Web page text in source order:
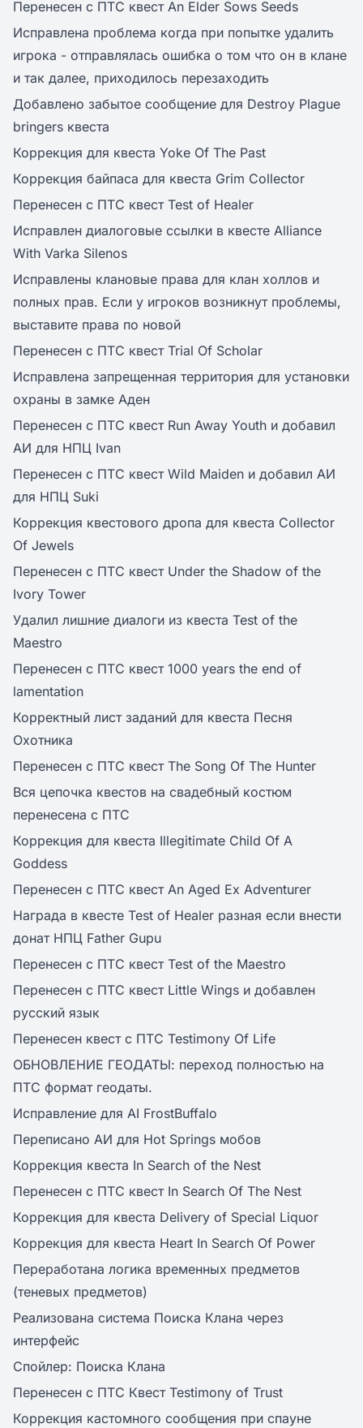
Перенесен с ПТС квест An Elder Sows Seeds
Исправлена проблема когда при попытке удалить
игрока - отправлялась ошибка о том что он в клане
и так далее, приходилось перезаходить
Добавлено забытое сообщение для Destroy Plague
bringers квеста
Коррекция для квеста Yoke Of The Past
Коррекция байпаса для квеста Grim Collector
Перенесен с ПТС квест Test of Healer
Исправлен диалоговые ссылки в квесте Alliance
With Varka Silenos
Исправлены клановые права для клан холлов и
полных прав. Если у игроков возникнут проблемы,
выставите права по новой
Перенесен с ПТС квест Trial Of Scholar
Исправлена запрещенная территория для установки
охраны в замке Аден
Перенесен с ПТС квест Run Away Youth и добавил
АИ для НПЦ Ivan
Перенесен с ПТС квест Wild Maiden и добавил АИ
для НПЦ Suki
Коррекция квестового дропа для квеста Collector
Of Jewels
Перенесен с ПТС квест Under the Shadow of the
Ivory Tower
Удалил лишние диалоги из квеста Test of the
Maestro
Перенесен с ПТС квест 1000 years the end of
lamentation
Корректный лист заданий для квеста Песня
Охотника
Перенесен с ПТС квест The Song Of The Hunter
Вся цепочка квестов на свадебный костюм
перенесена с ПТС
Коррекция для квеста Illegitimate Child Of A
Goddess
Перенесен с ПТС квест An Aged Ex Adventurer
Награда в квесте Test of Healer разная если внести
донат НПЦ Father Gupu
Перенесен с ПТС квест Test of the Maestro
Перенесен с ПТС квест Little Wings и добавлен
русский язык
Перенесен квест с ПТС Testimony Of Life
ОБНОВЛЕНИЕ ГЕОДАТЫ: переход полностью на
ПТС формат геодаты.
Исправление для AI FrostBuffalo
Переписано АИ для Hot Springs мобов
Коррекция квеста In Search of the Nest
Перенесен с ПТС квест In Search Of The Nest
Коррекция для квеста Delivery of Special Liquor
Коррекция для квеста Heart In Search Of Power
Переработана логика временных предметов
(теневых предметов)
Реализована система Поиска Клана через
интерфейс
Спойлер: Поиска Клана
Перенесен с ПТС Квест Testimony of Trust
Коррекция кастомного сообщения при спауне